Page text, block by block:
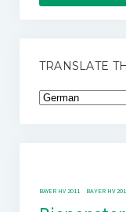
TRANSLATE
BAYER HV 2011 BAYER HV